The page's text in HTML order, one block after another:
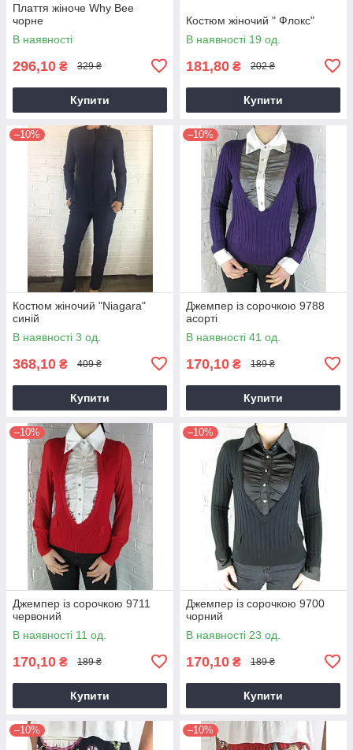
Плаття жіноче Why Bee
чорне
В наявності
296,10 ₴ 329 ₴
Купити
Костюм жіночий " Флокс"
В наявності 19 од.
181,80 ₴ 202 ₴
Купити
–10%
Костюм жіночий "Niagara"
синій
В наявності 3 од.
368,10 ₴ 409 ₴
Купити
–10%
Джемпер із сорочкою 9788
асорті
В наявності 41 од.
170,10 ₴ 189 ₴
Купити
–10%
Джемпер із сорочкою 9711
червоний
В наявності 11 од.
170,10 ₴ 189 ₴
Купити
–10%
Джемпер із сорочкою 9700
чорний
В наявності 23 од.
170,10 ₴ 189 ₴
Купити
–10% –10%